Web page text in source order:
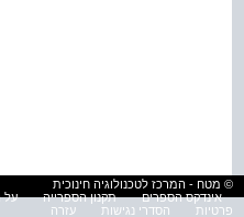
© מטח - המרכז לטכנולוגיה חינוכית
אינדקס הספרים
תקנון הספרייה על
פרטיות
הסדרי נגישות עזרה